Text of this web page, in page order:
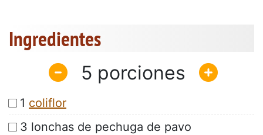
Ingredientes
5
1 coliflor
3 lonchas de pechuga de pavo